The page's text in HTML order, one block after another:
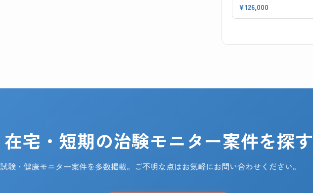
¥126,000
在宅・短期の治験モニター案件を探す
験・健康モニター案件を多数掲載。ご不明な点はお気軽にお問い合わせください。